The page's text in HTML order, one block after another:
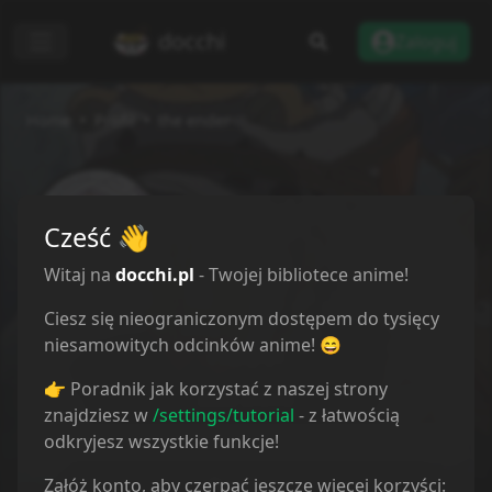
28/06/2023
Przegląd
Lista anime
Społeczność
Recenzje
Cześć 👋
Witaj na docchi.pl - Twojej bibliotece anime!
Ciesz się nieograniczonym dostępem do tysięcy
niesamowitych odcinków anime! 😄
👉 Poradnik jak korzystać z naszej strony
znajdziesz w/settings/tutorial - z łatwością
odkryjesz wszystkie funkcje!
Załóż konto, aby czerpać jeszcze więcej korzyści: